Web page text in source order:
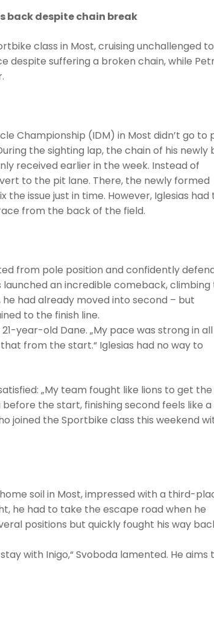
back despite chain break
class in Most, cruising unchallenged to
despite suffering a broken chain, while
Championship (IDM) in Most didn’t go to
the sighting lap, the chain of his newly
received earlier in the week. Instead of
to the pit lane. There, the newly formed
issue just in time. However, Iglesias had
from the back of the field.
from pole position and confidently
an incredible comeback, climbing
had already moved into second – but
to the finish line.
year-old Dane. „My pace was strong in all
from the start.“ Iglesias had no way to
„My team fought like lions to get
the start, finishing second feels like a
joined the Sportbike class this weekend
soil in Most, impressed with a third-
he had to take the escape road when he
positions but quickly fought his way
with Inigo,“ Svoboda lamented. He aims